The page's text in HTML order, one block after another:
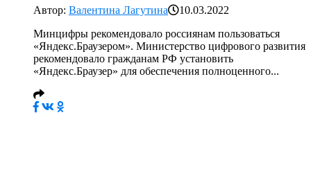
Автор: Валентина Лагутина
10.03.2022
Минцифры рекомендовало россиянам пользоваться
«Яндекс.Браузером». Министерство цифрового развития
рекомендовало гражданам РФ установить
«Яндекс.Браузер» для обеспечения полноценного...